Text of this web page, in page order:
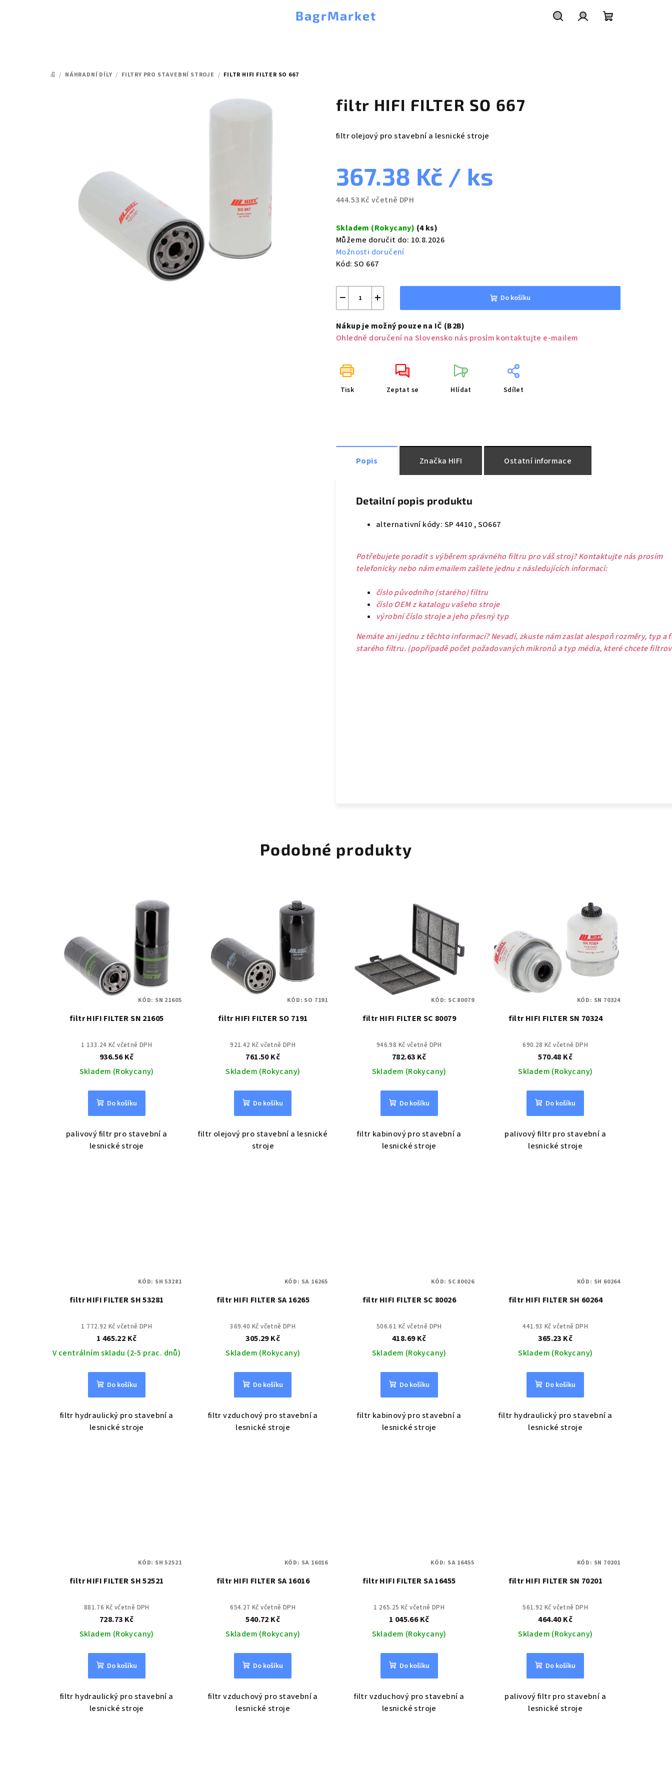
BagrMarket
DOMŮ
/ NÁHRADNÍ DÍLY / FILTRY PRO STAVEBNÍ STROJE / FILTR HIFI FILTER SO 667
filtr HIFI FILTER SO 667
filtr olejový pro stavební a lesnické stroje
367.38 Kč / ks
444.53 Kč včetně DPH
cena:
Skladem (Rokycany) (4 ks)
Můžeme doručit do: 10.8.2026
Možnosti doručení
Kód: SO 667
+
− Do košíku
Nákup je možný pouze na IČ (B2B)
Ohledně doručení na Slovensko nás prosím kontaktujte e-mailem
Tisk Zeptat se Hlídat Sdílet
Popis Značka HIFI Ostatní informace
Detailní popis produktu
alternativní kódy: SP 4410 , SO667
Potřebujete poradit s výběrem správného filtru pro váš stroj? Kontaktujte nás prosím
telefonicky nebo nám emailem zašlete jednu z následujících informací:
číslo původního (starého) filtru
číslo OEM z katalogu vašeho stroje
výrobní číslo stroje a jeho přesný typ
Nemáte ani jednu z těchto informací? Nevadí, zkuste nám zaslat alespoň rozměry, typ a
starého filtru. (popřípadě počet požadovaných mikronů a typ média, které chcete
Podobné produkty
filtr HIFI FILTER SN 21605
1 133.24 Kč včetně DPH
936.56 Kč
Skladem (Rokycany)
Do košíku
palivový filtr pro stavební a
lesnické stroje
KÓD: SN 21605
filtr HIFI FILTER SO 7191
921.42 Kč včetně DPH
761.50 Kč
Skladem (Rokycany)
Do košíku
filtr olejový pro stavební a lesnické
stroje
KÓD: SO 7191
filtr HIFI FILTER SC 80079
946.98 Kč včetně DPH
782.63 Kč
Skladem (Rokycany)
Do košíku
filtr kabinový pro stavební a
lesnické stroje
KÓD: SC 80079
filtr HIFI FILTER SN 70324
690.28 Kč včetně DPH
570.48 Kč
Skladem (Rokycany)
Do košíku
palivový filtr pro stavební a
lesnické stroje
KÓD: SN 70324
filtr HIFI FILTER SH 53281
1 772.92 Kč včetně DPH
1 465.22 Kč
V centrálním skladu (2-5 prac. dnů)
Do košíku
filtr hydraulický pro stavební a
lesnické stroje
KÓD: SH 53281
filtr HIFI FILTER SA 16265
369.40 Kč včetně DPH
305.29 Kč
Skladem (Rokycany)
Do košíku
filtr vzduchový pro stavební a
lesnické stroje
KÓD: SA 16265
filtr HIFI FILTER SC 80026
506.61 Kč včetně DPH
418.69 Kč
Skladem (Rokycany)
Do košíku
filtr kabinový pro stavební a
lesnické stroje
KÓD: SC 80026
filtr HIFI FILTER SH 60264
441.93 Kč včetně DPH
365.23 Kč
Skladem (Rokycany)
Do košíku
filtr hydraulický pro stavební a
lesnické stroje
KÓD: SH 60264
filtr HIFI FILTER SH 52521
881.76 Kč včetně DPH
728.73 Kč
Skladem (Rokycany)
Do košíku
filtr hydraulický pro stavební a
lesnické stroje
KÓD: SH 52521
filtr HIFI FILTER SA 16016
654.27 Kč včetně DPH
540.72 Kč
Skladem (Rokycany)
Do košíku
filtr vzduchový pro stavební a
lesnické stroje
KÓD: SA 16016
filtr HIFI FILTER SA 16455
1 265.25 Kč včetně DPH
1 045.66 Kč
Skladem (Rokycany)
Do košíku
filtr vzduchový pro stavební a
lesnické stroje
KÓD: SA 16455
filtr HIFI FILTER SN 70201
561.92 Kč včetně DPH
464.40 Kč
Skladem (Rokycany)
Do košíku
palivový filtr pro stavební a
lesnické stroje
KÓD: SN 70201